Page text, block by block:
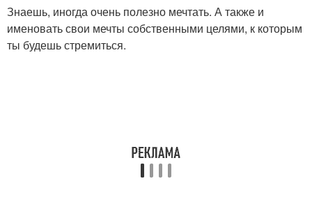
Знаешь, иногда очень полезно мечтать. А также и
именовать свои мечты собственными целями, к которым
ты будешь стремиться.